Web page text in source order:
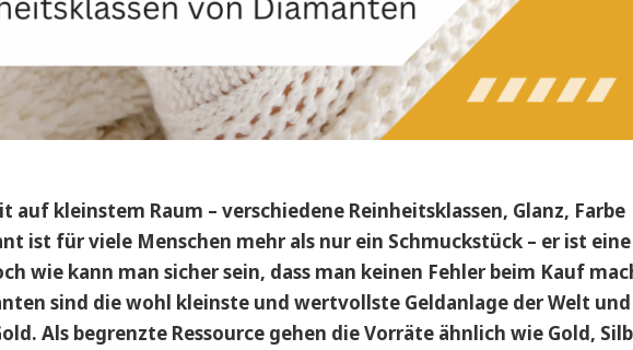
kleinstem Raum – verschiedene Reinheitsklassen, Glanz, Farbe
ist für viele Menschen mehr als nur ein Schmuckstück – er ist eine
wie kann man sicher sein, dass man keinen Fehler beim Kauf
sind die wohl kleinste und wertvollste Geldanlage der Welt und
Als begrenzte Ressource gehen die Vorräte ähnlich wie Gold,